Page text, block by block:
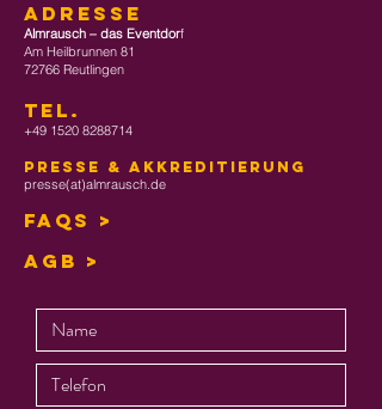
ADRESSE
Almrausch – das Eventdorf
Am Heilbrunnen 81
72766 Reutlingen
TEL .
+49 1520 8288714
Presse & Akkreditierung
presse(at)almrausch.de
FAQs >
AGB >